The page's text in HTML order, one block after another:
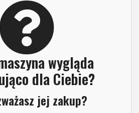
wygląda
dla Ciebie?
jej zakup?